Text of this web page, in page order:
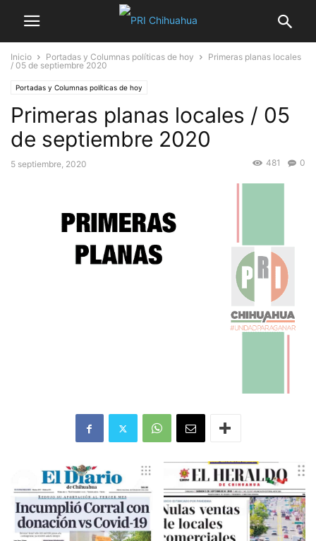
Inicio Portadas y Columnas políticas de hoy
Primeras planas locales
/ 05 de septiembre 2020
Portadas y Columnas políticas de hoy
Primeras planas locales / 05
de septiembre 2020
5 septiembre, 2020 0
481